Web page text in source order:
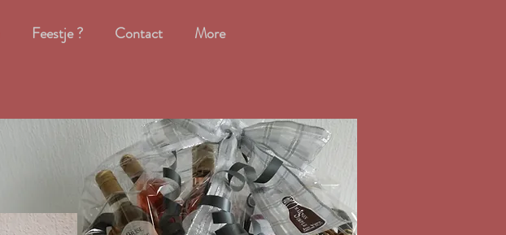
Feestje ? Contact More